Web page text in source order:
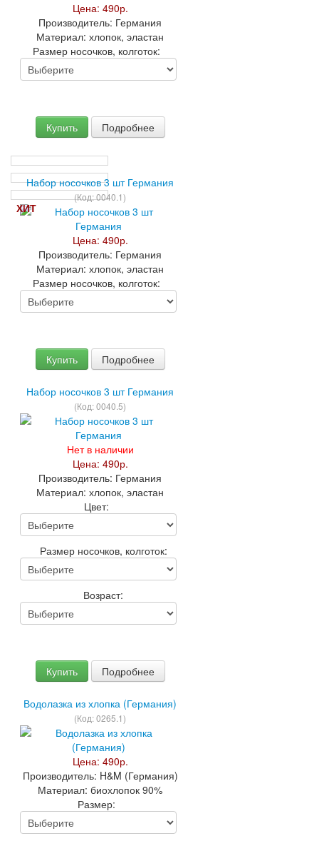
Цена: 490р.
Производитель: Германия
Материал: хлопок, эластан
Размер носочков, колготок:
Купить Подробнее
Набор носочков 3 шт Германия
(Код:0040.1)
ХИТ
Цена: 490р.
Производитель: Германия
Материал: хлопок, эластан
Размер носочков, колготок:
Купить Подробнее
Набор носочков 3 шт Германия
(Код:0040.5)
Нет в наличии
Цена: 490р.
Производитель: Германия
Материал: хлопок, эластан
Цвет:
Размер носочков, колготок:
Возраст:
Купить Подробнее
Водолазка из хлопка (Германия)
(Код:0265.1)
Цена: 490р.
Производитель: H&M (Германия)
Материал: биохлопок 90%
Размер: